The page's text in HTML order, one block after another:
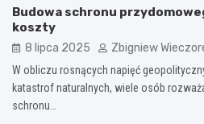
Budowa schronu
koszty
8 lipca 2025 Zbigniew
W obliczu rosnących napięć
katastrof naturalnych, wiele osób
schronu…